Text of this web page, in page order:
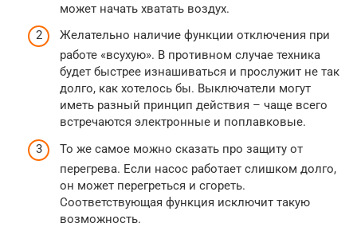
может начать хватать воздух.
Желательно наличие функции отключения при
работе «всухую». В противном случае техника
будет быстрее изнашиваться и прослужит не так
долго, как хотелось бы. Выключатели могут
иметь разный принцип действия – чаще всего
встречаются электронные и поплавковые.
То же самое можно сказать про защиту от
перегрева. Если насос работает слишком долго,
он может перегреться и сгореть.
Соответствующая функция исключит такую
возможность.